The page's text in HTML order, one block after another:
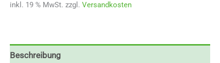
inkl. 19 % MwSt. zzgl. Versandkosten
Beschreibung